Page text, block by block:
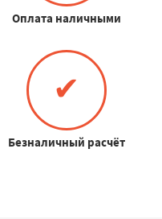
Оплата наличными
✔
Безналичный расчёт